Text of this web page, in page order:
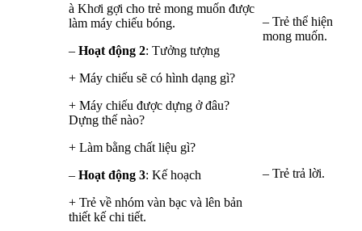
à Khơi gợi cho trẻ mong muốn được
làm máy chiếu bóng.
– Hoạt động 2: Tưởng tượng
+ Máy chiếu sẽ có hình dạng gì?
+ Máy chiếu được dựng ở đâu?
Dựng thế nào?
+ Làm bằng chất liệu gì?
– Hoạt động 3: Kế hoạch
+ Trẻ về nhóm vàn bạc và lên bản
thiết kế chi tiết.
– Trẻ thể hiện
mong muốn.
– Trẻ trả lời.